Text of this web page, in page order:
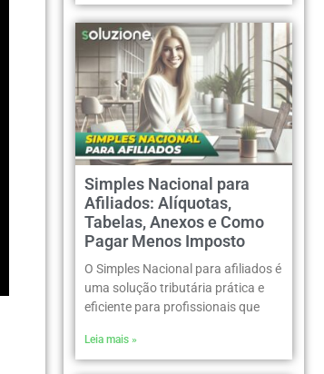
Simples Nacional para
Afiliados: Alíquotas,
Tabelas, Anexos e Como
Pagar Menos Imposto
O Simples Nacional para afiliados é
uma solução tributária prática e
eficiente para profissionais que
Leia mais »